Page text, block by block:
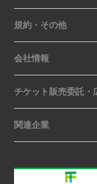
規約・その他
会社情報
チケット販売委託・
関連企業